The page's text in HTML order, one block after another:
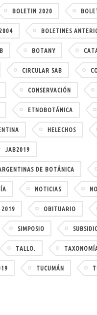
BOLETIN 2020
BOLETINES
BOTANY
CIRCULAR SAB
CONSERVACIÓN
ETNOBOTÁNICA
HELECHOS
JAB2019
DE BOTÁNICA
NOTICIAS
2019 OBITUARIO
SIMPOSIO
TALLO.
TUCUMÁN